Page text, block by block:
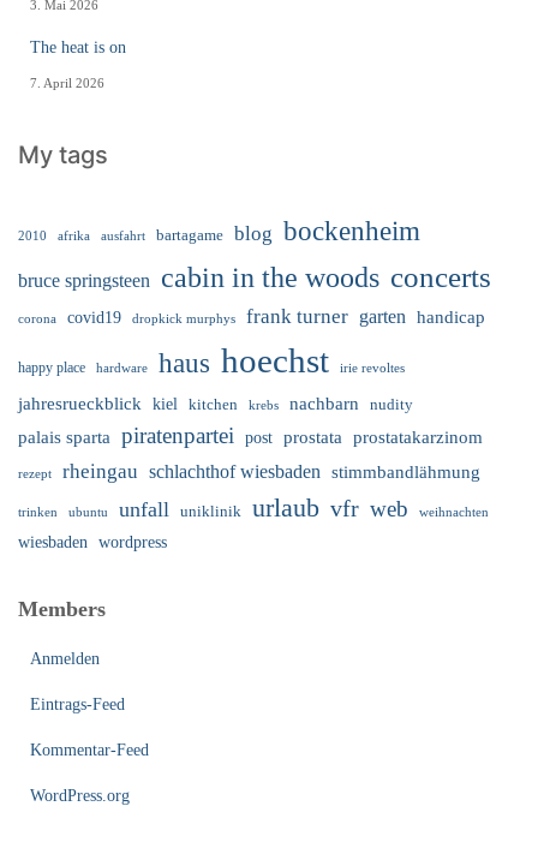
3. Mai 2026
The heat is on
7. April 2026
My tags
2010 afrika ausfahrt bartagame blog bockenheim
bruce springsteen cabin in the woods concerts
corona covid19 dropkick murphys frank turner garten handicap
happy place hardware haus hoechst irie revoltes
jahresrueckblick kiel kitchen krebs nachbarn nudity
palais sparta piratenpartei post prostata prostatakarzinom
rezept rheingau schlachthof wiesbaden stimmbandlähmung
trinken ubuntu unfall uniklinik urlaub vfr web weihnachten
wiesbaden wordpress
Members
Anmelden
Eintrags-Feed
Kommentar-Feed
WordPress.org